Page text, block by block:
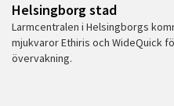
Helsingborg stad
Larmcentralen i Helsingborgs
mjukvaror Ethiris och WideQuick
övervakning.